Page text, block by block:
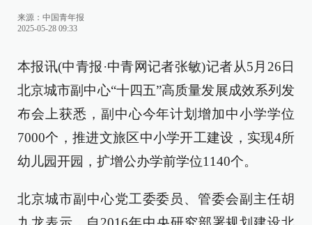
来源： 中国青年报
2025-05-28 09:33
本报讯(中青报·中青网记者张敏)记者从5月26日
北京城市副中心“十四五”高质量发展成效系列发
布会上获悉，副中心今年计划增加中小学学位
7000个，推进文旅区中小学开工建设，实现4所
幼儿园开园，扩增公办学前学位1140个。
北京城市副中心党工委委员、管委会副主任胡